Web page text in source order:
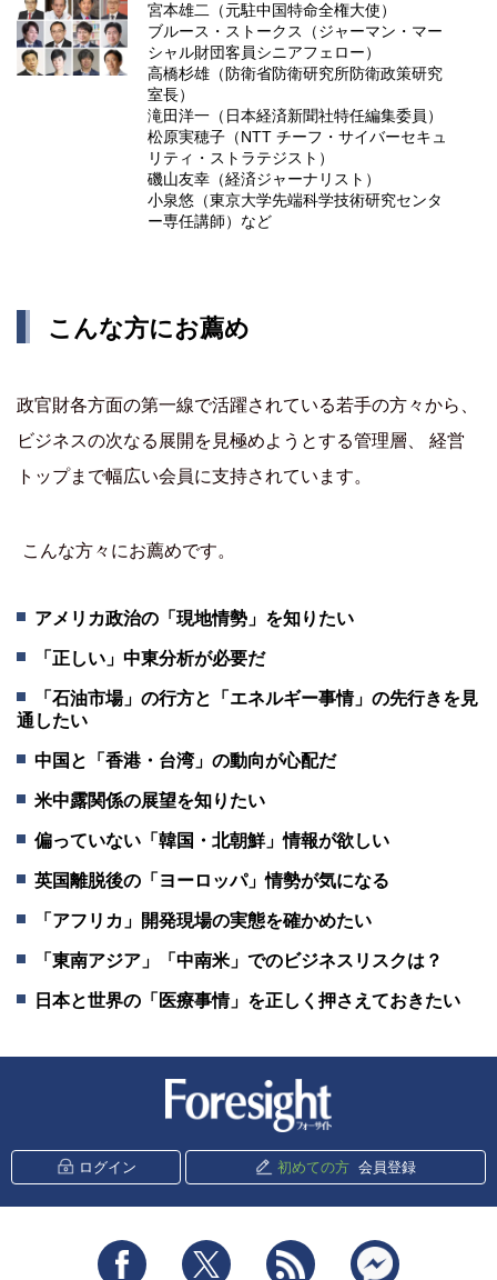
宮本雄二（元駐中国特命全権大使）
ブルース・ストークス（ジャーマン・マー
シャル財団客員シニアフェロー）
高橋杉雄（防衛省防衛研究所防衛政策研究
室長）
滝田洋一（日本経済新聞社特任編集委員）
松原実穂子（NTT チーフ・サイバーセキュ
リティ・ストラテジスト）
磯山友幸（経済ジャーナリスト）
小泉悠（東京大学先端科学技術研究センタ
ー専任講師）など
こんな方にお薦め
政官財各方面の第一線で活躍されている若手の方々から、
ビジネスの次なる展開を見極めようとする管理層、 経営
トップまで幅広い会員に支持されています。
こんな方々にお薦めです。
アメリカ政治の「現地情勢」を知りたい
「正しい」中東分析が必要だ
「石油市場」の行方と「エネルギー事情」の先行きを見
通したい
中国と「香港・台湾」の動向が心配だ
米中露関係の展望を知りたい
偏っていない「韓国・北朝鮮」情報が欲しい
英国離脱後の「ヨーロッパ」情勢が気になる
「アフリカ」開発現場の実態を確かめたい
「東南アジア」「中南米」でのビジネスリスクは？
日本と世界の「医療事情」を正しく押さえておきたい
ログイン 初めての方 会員登録
Facebook Twitter RSS